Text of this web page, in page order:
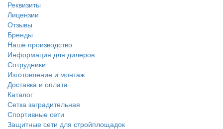
Реквизиты
Лицензии
Отзывы
Бренды
Наше производство
Информация для дилеров
Сотрудники
Изготовление и монтаж
Доставка и оплата
Каталог
Сетка заградительная
Спортивные сети
Защитные сети для стройплощадок